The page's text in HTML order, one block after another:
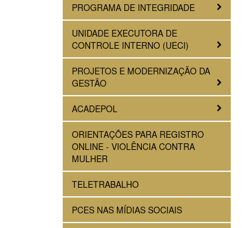
PROGRAMA DE INTEGRIDADE
UNIDADE EXECUTORA DE
CONTROLE INTERNO (UECI)
PROJETOS E MODERNIZAÇÃO DA
GESTÃO
ACADEPOL
ORIENTAÇÕES PARA REGISTRO
ONLINE - VIOLÊNCIA CONTRA
MULHER
TELETRABALHO
PCES NAS MÍDIAS SOCIAIS